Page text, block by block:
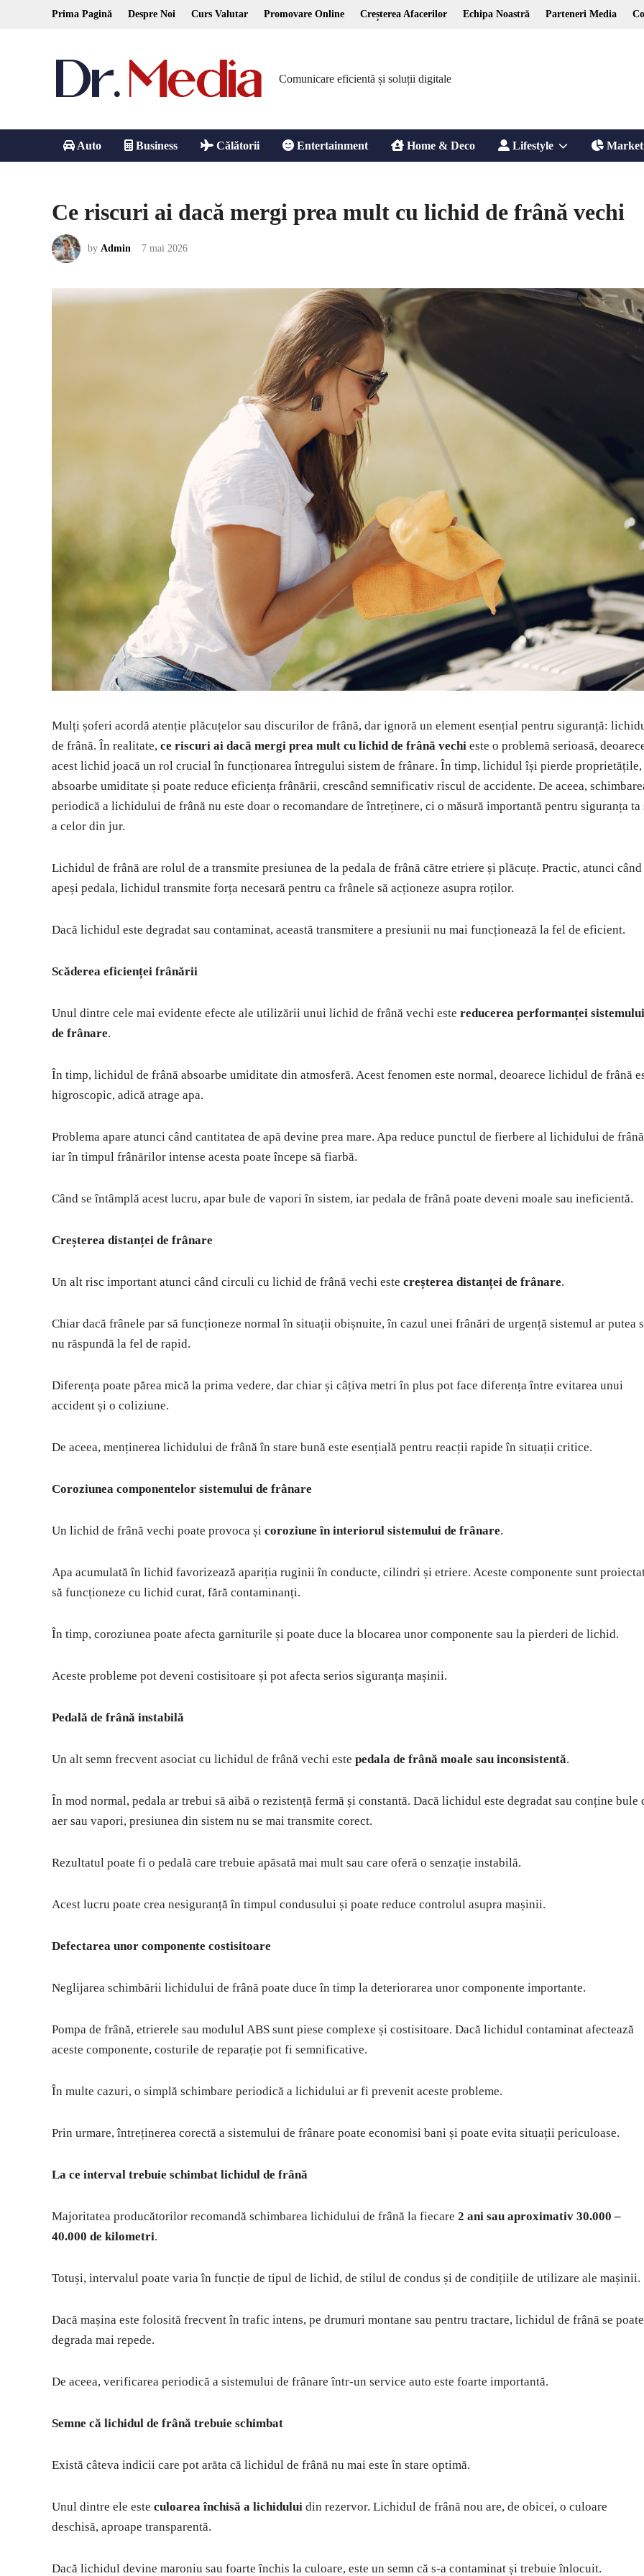
Prima Pagină Despre Noi Curs Valutar Promovare Online Creșterea Afacerilor Echipa Noastră Parteneri Media
Comunicare eficientă și soluții digitale
Auto Business Călătorii Entertainment Home & Deco Lifestyle Show
menu
Ce riscuri ai dacă mergi prea mult cu lichid de frână vechi
by Admin 7 mai 2026
Mulți șoferi acordă atenție plăcuțelor sau discurilor de frână, dar ignoră un element esențial pentru siguranță:
de frână. În realitate, ce riscuri ai dacă mergi prea mult cu lichid de frână vechi este o problemă serioasă,
acest lichid joacă un rol crucial în funcționarea întregului sistem de frânare. În timp, lichidul își pierde proprietățile,
absoarbe umiditate și poate reduce eficiența frânării, crescând semnificativ riscul de accidente. De aceea,
periodică a lichidului de frână nu este doar o recomandare de întreținere, ci o măsură importantă pentru siguranța ta
a celor din jur.
Lichidul de frână are rolul de a transmite presiunea de la pedala de frână către etriere și plăcuțe. Practic, atunci când
apeși pedala, lichidul transmite forța necesară pentru ca frânele să acționeze asupra roților.
Dacă lichidul este degradat sau contaminat, această transmitere a presiunii nu mai funcționează la fel de eficient.
Scăderea eficienței frânării
Unul dintre cele mai evidente efecte ale utilizării unui lichid de frână vechi este reducerea performanței sistemului
de frânare.
În timp, lichidul de frână absoarbe umiditate din atmosferă. Acest fenomen este normal, deoarece lichidul de frână
higroscopic, adică atrage apa.
Problema apare atunci când cantitatea de apă devine prea mare. Apa reduce punctul de fierbere al lichidului de
iar în timpul frânărilor intense acesta poate începe să fiarbă.
Când se întâmplă acest lucru, apar bule de vapori în sistem, iar pedala de frână poate deveni moale sau ineficientă.
Creșterea distanței de frânare
Un alt risc important atunci când circuli cu lichid de frână vechi este creșterea distanței de frânare.
Chiar dacă frânele par să funcționeze normal în situații obișnuite, în cazul unei frânări de urgență sistemul ar putea
nu răspundă la fel de rapid.
Diferența poate părea mică la prima vedere, dar chiar și câțiva metri în plus pot face diferența între evitarea unui
accident și o coliziune.
De aceea, menținerea lichidului de frână în stare bună este esențială pentru reacții rapide în situații critice.
Coroziunea componentelor sistemului de frânare
Un lichid de frână vechi poate provoca și coroziune în interiorul sistemului de frânare.
Apa acumulată în lichid favorizează apariția ruginii în conducte, cilindri și etriere. Aceste componente sunt
să funcționeze cu lichid curat, fără contaminanți.
În timp, coroziunea poate afecta garniturile și poate duce la blocarea unor componente sau la pierderi de lichid.
Aceste probleme pot deveni costisitoare și pot afecta serios siguranța mașinii.
Pedală de frână instabilă
Un alt semn frecvent asociat cu lichidul de frână vechi este pedala de frână moale sau inconsistentă.
În mod normal, pedala ar trebui să aibă o rezistență fermă și constantă. Dacă lichidul este degradat sau conține bule
aer sau vapori, presiunea din sistem nu se mai transmite corect.
Rezultatul poate fi o pedală care trebuie apăsată mai mult sau care oferă o senzație instabilă.
Acest lucru poate crea nesiguranță în timpul condusului și poate reduce controlul asupra mașinii.
Defectarea unor componente costisitoare
Neglijarea schimbării lichidului de frână poate duce în timp la deteriorarea unor componente importante.
Pompa de frână, etrierele sau modulul ABS sunt piese complexe și costisitoare. Dacă lichidul contaminat afectează
aceste componente, costurile de reparație pot fi semnificative.
În multe cazuri, o simplă schimbare periodică a lichidului ar fi prevenit aceste probleme.
Prin urmare, întreținerea corectă a sistemului de frânare poate economisi bani și poate evita situații periculoase.
La ce interval trebuie schimbat lichidul de frână
Majoritatea producătorilor recomandă schimbarea lichidului de frână la fiecare 2 ani sau aproximativ 30.000 –
40.000 de kilometri.
Totuși, intervalul poate varia în funcție de tipul de lichid, de stilul de condus și de condițiile de utilizare ale mașinii.
Dacă mașina este folosită frecvent în trafic intens, pe drumuri montane sau pentru tractare, lichidul de frână se poate
degrada mai repede.
De aceea, verificarea periodică a sistemului de frânare într-un service auto este foarte importantă.
Semne că lichidul de frână trebuie schimbat
Există câteva indicii care pot arăta că lichidul de frână nu mai este în stare optimă.
Unul dintre ele este culoarea închisă a lichidului din rezervor. Lichidul de frână nou are, de obicei, o culoare
deschisă, aproape transparentă.
Dacă lichidul devine maroniu sau foarte închis la culoare, este un semn că s-a contaminat și trebuie înlocuit.